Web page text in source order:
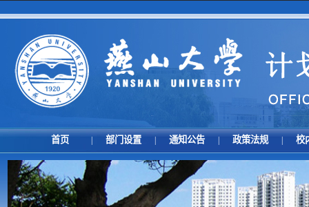
首页 部门设置 通知公告 政策法规 校